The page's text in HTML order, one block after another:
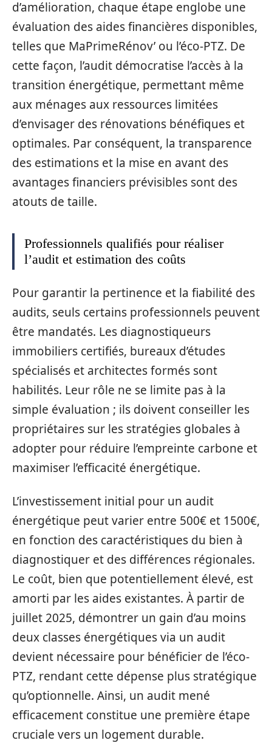
d’amélioration, chaque étape englobe une
évaluation des aides financières disponibles,
telles que MaPrimeRénov’ ou l’éco-PTZ. De
cette façon, l’audit démocratise l’accès à la
transition énergétique, permettant même
aux ménages aux ressources limitées
d’envisager des rénovations bénéfiques et
optimales. Par conséquent, la transparence
des estimations et la mise en avant des
avantages financiers prévisibles sont des
atouts de taille.
Professionnels qualifiés pour réaliser
l’audit et estimation des coûts
Pour garantir la pertinence et la fiabilité des
audits, seuls certains professionnels peuvent
être mandatés. Les diagnostiqueurs
immobiliers certifiés, bureaux d’études
spécialisés et architectes formés sont
habilités. Leur rôle ne se limite pas à la
simple évaluation ; ils doivent conseiller les
propriétaires sur les stratégies globales à
adopter pour réduire l’empreinte carbone et
maximiser l’efficacité énergétique.
L’investissement initial pour un audit
énergétique peut varier entre 500€ et 1500€,
en fonction des caractéristiques du bien à
diagnostiquer et des différences régionales.
Le coût, bien que potentiellement élevé, est
amorti par les aides existantes. À partir de
juillet 2025, démontrer un gain d’au moins
deux classes énergétiques via un audit
devient nécessaire pour bénéficier de l’éco-
PTZ, rendant cette dépense plus stratégique
qu’optionnelle. Ainsi, un audit mené
efficacement constitue une première étape
cruciale vers un logement durable.